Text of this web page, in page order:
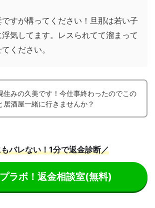
すが構ってください！旦那は若い子
気してます。レスられてて溜まって
ください。
住みの久美です！今仕事終わったのでこの
居酒屋一緒に行きませんか？
バレない！1分で返金診断／
ラボ！返金相談室(無料)